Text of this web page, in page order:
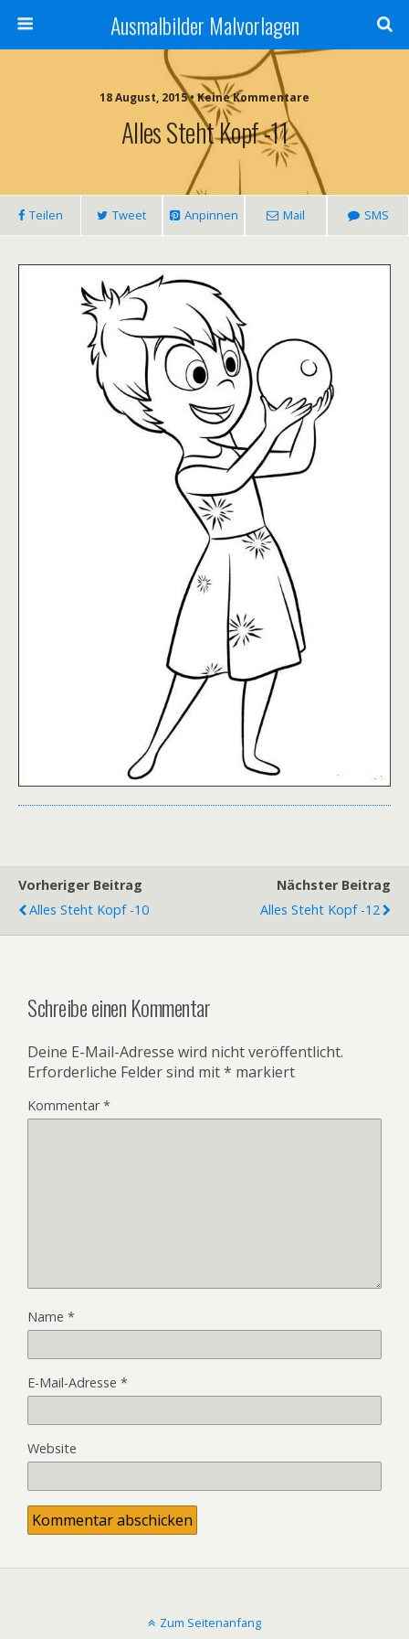
Ausmalbilder Malvorlagen
18 August, 2015 • Keine Kommentare
Alles Steht Kopf -11
Teilen Tweet Anpinnen Mail SMS
Vorheriger Beitrag
Alles Steht Kopf -10
Nächster Beitrag
Alles Steht Kopf -12
Schreibe einen Kommentar
Deine E-Mail-Adresse wird nicht veröffentlicht.
Erforderliche Felder sind mit* markiert
Kommentar*
Name *
E-Mail-Adresse *
Website
Zum Seitenanfang